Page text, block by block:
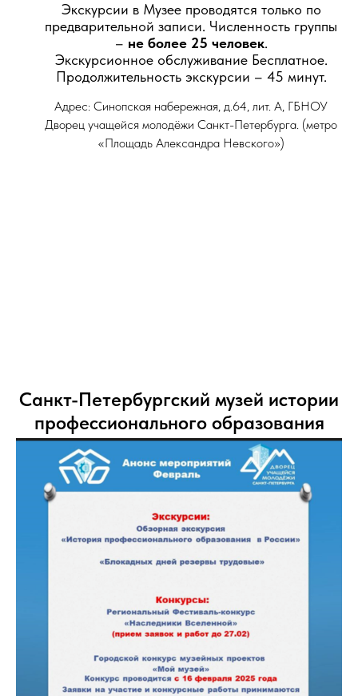
Экскурсии в Музее проводятся только по
предварительной записи. Численность группы
– не более 25 человек.
Экскурсионное обслуживание Бесплатное.
Продолжительность экскурсии – 45 минут.
Адрес: Синопская набережная, д.64, лит. А, ГБНОУ
Дворец учащейся молодёжи Санкт-Петербурга. (метро
«Площадь Александра Невского»)
Санкт-Петербургский музей истории
профессионального образования